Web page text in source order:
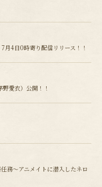
月4日0時寄り配信リリース！！
愛衣）公開！！
務～アニメイトに潜入したネロ